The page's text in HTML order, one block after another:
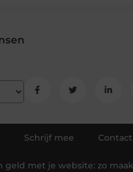
Schrijf mee Contact
geld met je website: zo